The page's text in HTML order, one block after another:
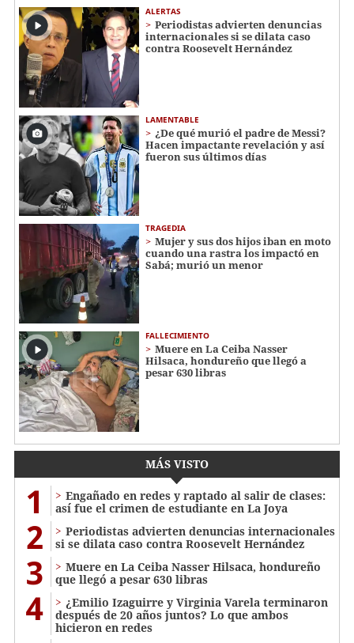
ALERTAS
Periodistas advierten denuncias
internacionales si se dilata caso
contra Roosevelt Hernández
LAMENTABLE
¿De qué murió el padre de Messi?
Hacen impactante revelación y así
fueron sus últimos días
TRAGEDIA
Mujer y sus dos hijos iban en moto
cuando una rastra los impactó en
Sabá; murió un menor
FALLECIMIENTO
Muere en La Ceiba Nasser
Hilsaca, hondureño que llegó a
pesar 630 libras
MÁS VISTO
1
Engañado en redes y raptado al salir de clases:
así fue el crimen de estudiante en La Joya
2
Periodistas advierten denuncias internacionales
si se dilata caso contra Roosevelt Hernández
3
Muere en La Ceiba Nasser Hilsaca, hondureño
que llegó a pesar 630 libras
4
¿Emilio Izaguirre y Virginia Varela terminaron
después de 20 años juntos? Lo que ambos
hicieron en redes